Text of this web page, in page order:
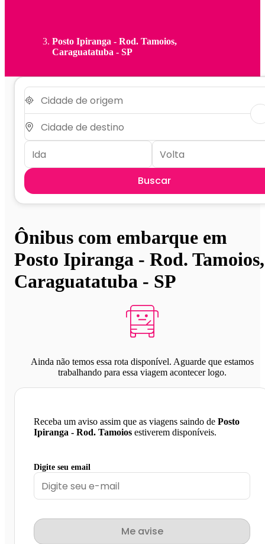
Posto Ipiranga - Rod. Tamoios,
Caraguatatuba - SP
Buscar
Ônibus com embarque em
Posto Ipiranga - Rod. Tamoios,
Caraguatatuba - SP
Ainda não temos essa rota disponível. Aguarde que estamos
trabalhando para essa viagem acontecer logo.
Receba um aviso assim que as viagens saindo de Posto
Ipiranga - Rod. Tamoios estiverem disponíveis.
Digite seu email
Me avise